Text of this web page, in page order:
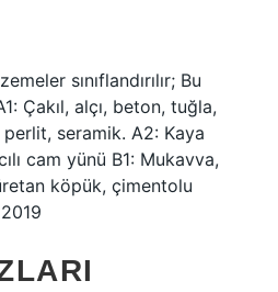
sınıflandırılır; Bu
Çakıl, alçı, beton, tuğla,
seramik. A2: Kaya
cam yünü B1: Mukavva,
köpük, çimentolu